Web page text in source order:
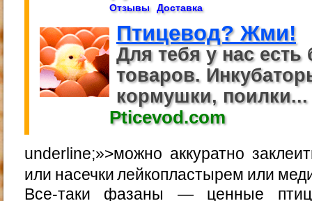
Отзывы Доставка
Птицевод? Жми!
Для тебя у нас есть
товаров.
кормушки, поилки...
Pticevod.com
underline;»>можно аккуратно
или насечки лейкопластырем или
Все-таки фазаны — ценные